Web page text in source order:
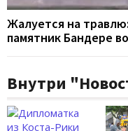
Жалуется на
памятник Бандере
Внутри